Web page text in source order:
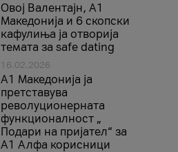
Овој Валентајн, A1
Македонија и 6 скопски
кафулиња ја отворија
темата за safe dating
16.02.2026
А1 Македонија ја
претставува
револуционерната
функционалност „
Подари на пријател“ за
А1 Алфа корисници